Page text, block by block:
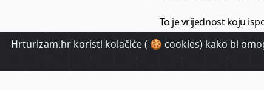
To je vrijednost koju
Hrturizam.hr koristi kolačiće ( 🍪 cookies) kako bi